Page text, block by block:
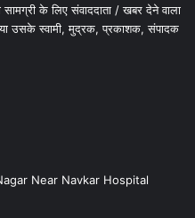
के लिए संवाददाता / खबर देने वाला
उसके स्वामी, मुद्रक, प्रकाशक, संपादक
Near Navkar Hospital